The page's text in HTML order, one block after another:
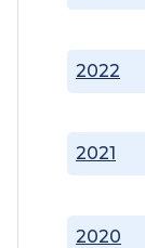
2020
2021
2022